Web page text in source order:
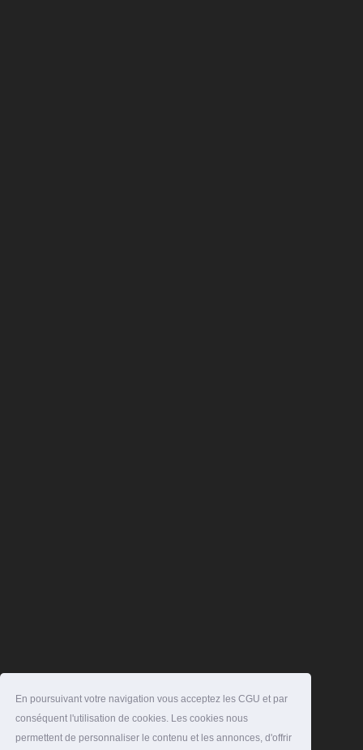
En poursuivant votre navigation vous acceptez les CGU et par
conséquent l'utilisation de cookies. Les cookies nous
permettent de personnaliser le contenu et les annonces, d'offrir